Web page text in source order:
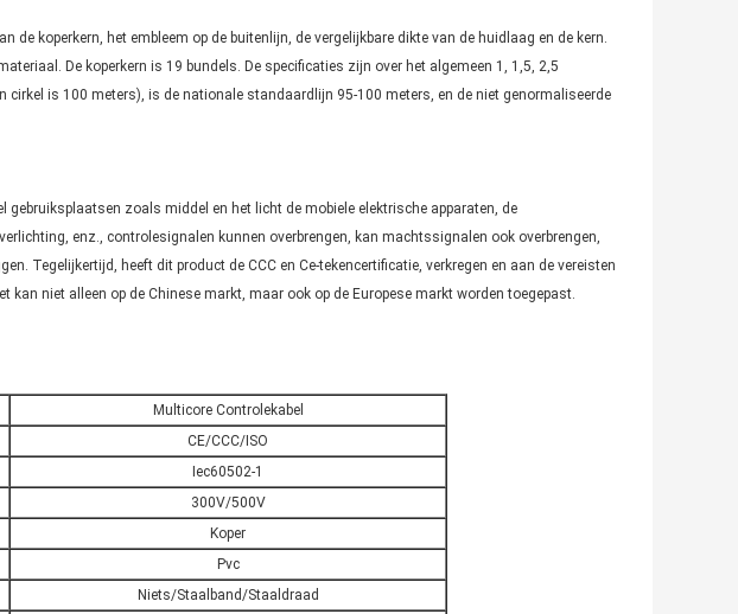
de koperkern, het embleem op de buitenlijn, de vergelijkbare dikte van de huidlaag en de kern.
De koperkern is 19 bundels. De specificaties zijn over het algemeen 1, 1,5, 2,5
cirkel is 100 meters), is de nationale standaardlijn 95-100 meters, en de niet genormaliseerde
gebruiksplaatsen zoals middel en het licht de mobiele elektrische apparaten, de
enz., controlesignalen kunnen overbrengen, kan machtssignalen ook overbrengen,
Tegelijkertijd, heeft dit product de CCC en Ce-tekencertificatie, verkregen en aan de vereisten
kan niet alleen op de Chinese markt, maar ook op de Europese markt worden toegepast.
Multicore Controlekabel
CE/CCC/ISO
Iec60502-1
300V/500V
Koper
Pvc
Niets/Staalband/Staaldraad